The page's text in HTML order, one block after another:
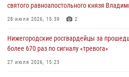
святого равноапостольного князя
28 июля 2026, 15:39 2
Нижегородские росгвардейцы за
более 670 раз по сигналу «тревога»
27 июля 2026, 15:23